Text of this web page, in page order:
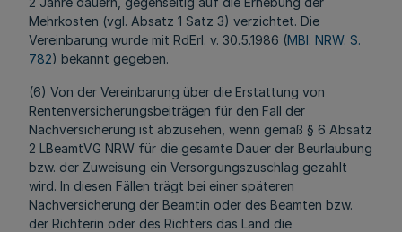
Mehrkosten (vgl. Absatz 1 Satz 3) verzichtet. Die
Vereinbarung wurde mit RdErl. v. 30.5.1986 (MBl. NRW. S.
782) bekannt gegeben.
(6) Von der Vereinbarung über die Erstattung von
Rentenversicherungsbeiträgen für den Fall der
Nachversicherung ist abzusehen, wenn gemäß § 6 Absatz
2 LBeamtVG NRW für die gesamte Dauer der Beurlaubung
bzw. der Zuweisung ein Versorgungszuschlag gezahlt
wird. In diesen Fällen trägt bei einer späteren
Nachversicherung der Beamtin oder des Beamten bzw.
der Richterin oder des Richters das Land die